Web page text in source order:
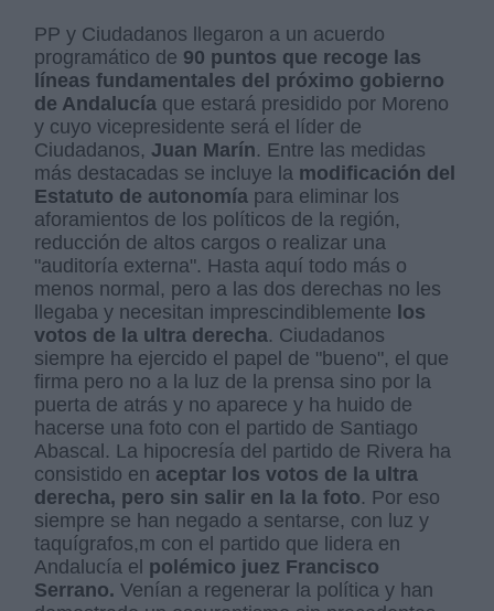
PP y Ciudadanos llegaron a un acuerdo
programático de 90 puntos que recoge las
líneas fundamentales del próximo gobierno
de Andalucía que estará presidido por Moreno
y cuyo vicepresidente será el líder de
Ciudadanos, Juan Marín. Entre las medidas
más destacadas se incluye la modificación del
Estatuto de autonomía para eliminar los
aforamientos de los políticos de la región,
reducción de altos cargos o realizar una
"auditoría externa". Hasta aquí todo más o
menos normal, pero a las dos derechas no les
llegaba y necesitan imprescindiblemente los
votos de la ultra derecha. Ciudadanos
siempre ha ejercido el papel de "bueno", el que
firma pero no a la luz de la prensa sino por la
puerta de atrás y no aparece y ha huido de
hacerse una foto con el partido de Santiago
Abascal. La hipocresía del partido de Rivera ha
consistido en aceptar los votos de la ultra
derecha, pero sin salir en la la foto. Por eso
siempre se han negado a sentarse, con luz y
taquígrafos,m con el partido que lidera en
Andalucía el polémico juez Francisco
Serrano. Venían a regenerar la política y han